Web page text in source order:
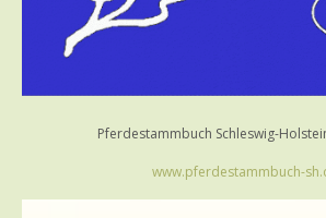
Pferdestammbuch Schleswig-
www.pferdestammbuch-